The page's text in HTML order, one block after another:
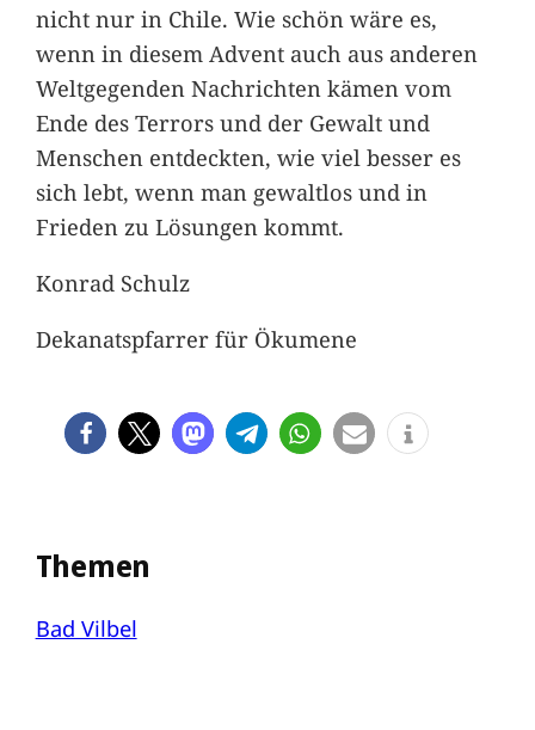
nicht nur in Chile. Wie schön wäre es,
wenn in diesem Advent auch aus anderen
Weltgegenden Nachrichten kämen vom
Ende des Terrors und der Gewalt und
Menschen entdeckten, wie viel besser es
sich lebt, wenn man gewaltlos und in
Frieden zu Lösungen kommt.
Konrad Schulz
Dekanatspfarrer für Ökumene
Themen
Bad Vilbel